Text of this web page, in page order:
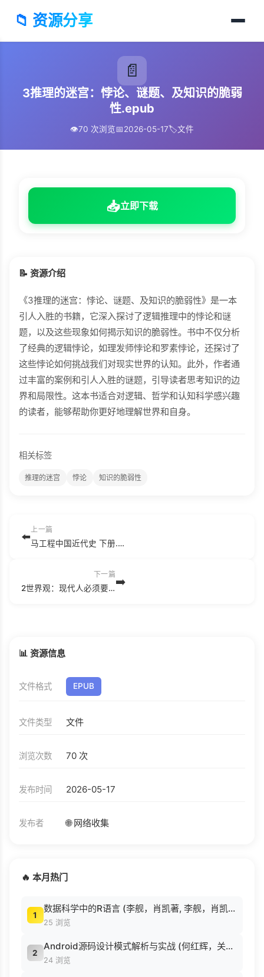
📁 资源分享
📄
3推理的迷宫：悖论、谜题、及知识的脆弱
性.epub
👁️70 次浏览📅2026-05-17🏷️文件
📥立即下载
📝 资源介绍
《3推理的迷宫：悖论、谜题、及知识的脆弱性》是一本
引人入胜的书籍，它深入探讨了逻辑推理中的悖论和谜
题，以及这些现象如何揭示知识的脆弱性。书中不仅分析
了经典的逻辑悖论，如理发师悖论和罗素悖论，还探讨了
这些悖论如何挑战我们对现实世界的认知。此外，作者通
过丰富的案例和引人入胜的谜题，引导读者思考知识的边
界和局限性。这本书适合对逻辑、哲学和认知科学感兴趣
的读者，能够帮助你更好地理解世界和自身。
相关标签
推理的迷宫 悖论 知识的脆弱性
⬅️
上一篇
马工程中国近代史 下册.pdf
下一篇
2世界观：现代人必须要懂的科学哲学和科学史.epub➡️
📊 资源信息
文件格式 EPUB
文件类型 文件
浏览次数 70 次
发布时间 2026-05-17
发布者 🌐 网络收集
🔥 本月热门
1
数据科学中的R语言 (李舰，肖凯著, 李舰，肖凯著；吴喜之审校, Pdg2Pic).pdf
25 浏览
2
Android源码设计模式解析与实战 (何红辉，关爱民著, 何红辉, 关爱民著, 何红辉, 关爱民).pdf
24 浏览